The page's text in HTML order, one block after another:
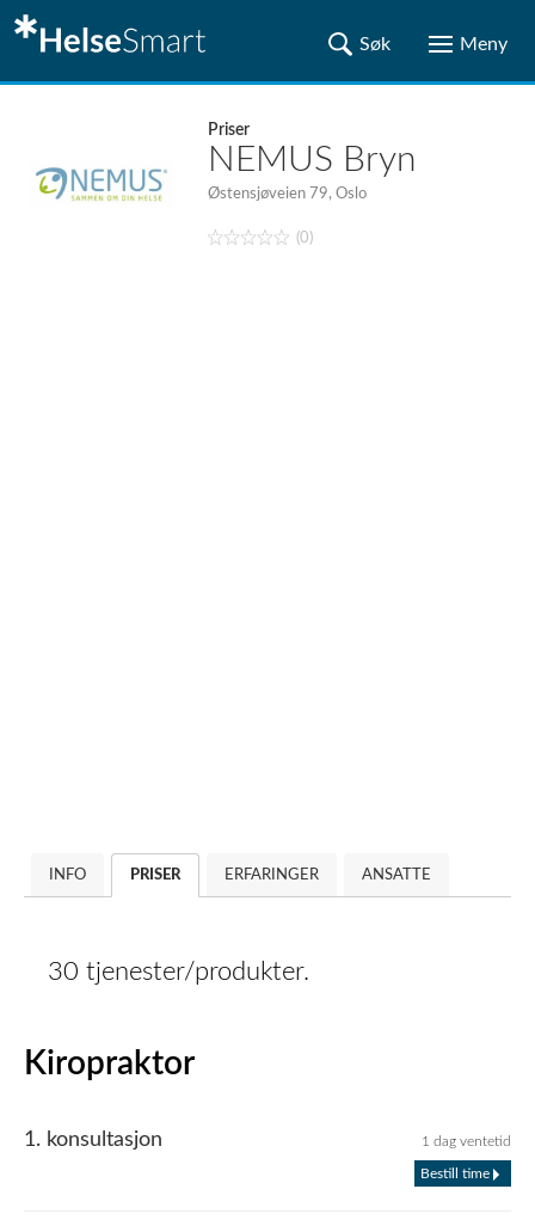
Priser
NEMUS Bryn
Østensjøveien 79, Oslo
(0)
INFO PRISER ERFARINGER ANSATTE
30 tjenester/produkter.
Kiropraktor
1. konsultasjon 1 dag ventetid
Bestill time